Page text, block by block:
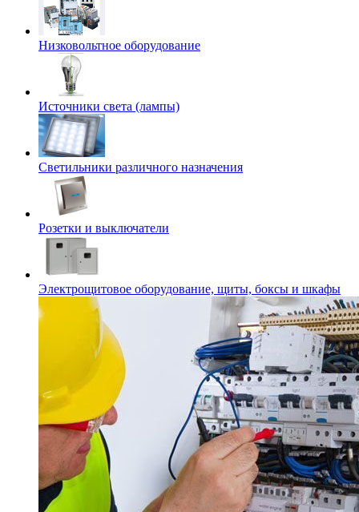
Низковольтное оборудование
Источники света (лампы)
Светильники различного назначения
Розетки и выключатели
Электрощитовое оборудование, щиты, боксы и шкафы